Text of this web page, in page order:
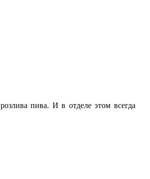
пива. И в отделе этом всегда